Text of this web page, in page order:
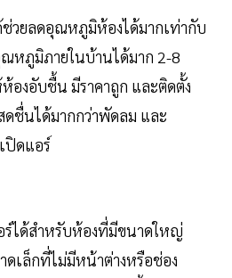
วยลดอุณหภูมิห้องได้มากเท่ากับ
หภูมิภายในบ้านได้มาก 2-8
องอับชื้น มีราคาถูก และติดตั้ง
ดชื่นได้มากกว่าพัดลม และ
ปิดแอร์
ได้สำหรับห้องที่มีขนาดใหญ่
ดเล็กที่ไม่มีหน้าต่างหรือช่อง